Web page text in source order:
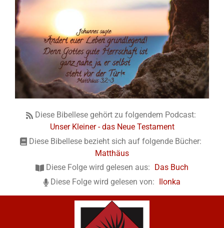
Diese Bibellese gehört zu folgendem Podcast:
Unser Kleiner - das Neue Testament
Diese Bibellese bezieht sich auf folgende Bücher:
Matthäus
Diese Folge wird gelesen aus:
Das Buch
Diese Folge wird gelesen von:
Ilonka